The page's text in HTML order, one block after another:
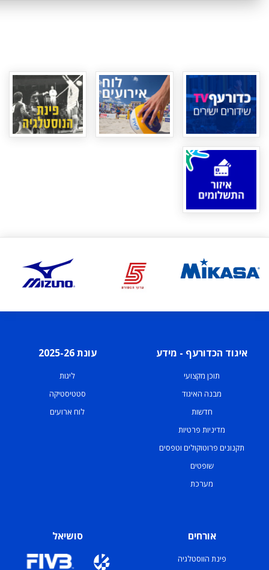
איגוד הכדורעף - מידע
תוכן מקצועי
מבנה האיגוד
חדשות
מדיניות פרטיות
תקנונים פרוטוקולים וטפסים
שופטים
מערכת
עונת 2025-26
ליגות
סטטיסטיקה
לוח ארועים
אורחים
פינת הווסטלגיה
סושיאל